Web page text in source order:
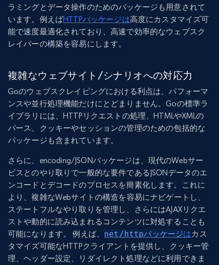
ラミングとデータ操作のためのパッケージも用意されて
います。例えばHTTPパッケージは高度にカスタマイズ可
能で速度最適化されており、高速で効率的なウェブスク
レイパーの構築を容易にします。
複雑なウェブサイト/シナリオへの対応力
Goのウェブスクレイピングにおける利点は、パフォーマ
ンスや並行処理機能だけにとどまりません。Goの標準ラ
イブラリには、HTTPリクエストの処理、HTMLやXMLの
パース、クッキーやセッションの管理のための包括的な
パッケージも含まれています。
さらに、encoding/JSONパッケージは、現代のWebサー
ビスとのやり取りで一般的な要件であるJSONデータのエ
ンコードとデコードのプロセスを簡素化します。これに
より、複雑なWebサイトの構造を容易にナビゲートし、
ステートフルなやり取りを管理し、さらにはAJAXリクエ
ストや動的に読み込まれるコンテンツに対処することも
可能になります。 例えば、 net/httpパッケージはカス
タマイズ可能なHTTPクライアントを提供し、クッキー管
理、ヘッダー設定、リダイレクト処理などに利用できま